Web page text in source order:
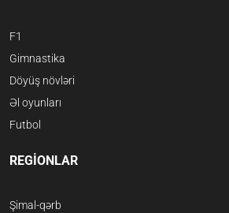
F1
Gimnastika
Döyüş növləri
Əl oyunları
Futbol
REGİONLAR
Şimal-qərb